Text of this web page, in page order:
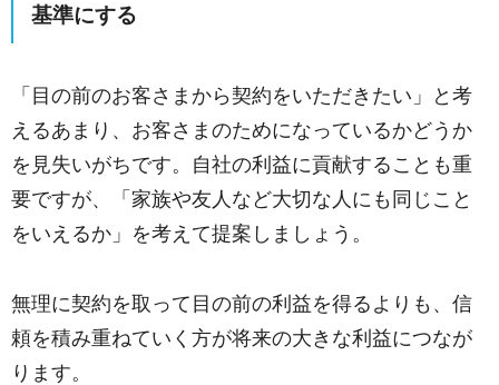
基準にする
「目の前のお客さまから契約をいただきたい」と考
えるあまり、お客さまのためになっているかどうか
を見失いがちです。自社の利益に貢献することも重
要ですが、「家族や友人など大切な人にも同じこと
をいえるか」を考えて提案しましょう。
無理に契約を取って目の前の利益を得るよりも、信
頼を積み重ねていく方が将来の大きな利益につなが
ります。